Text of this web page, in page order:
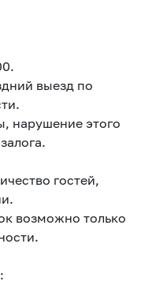
выезд по
нарушение этого
гостей,
возможно только